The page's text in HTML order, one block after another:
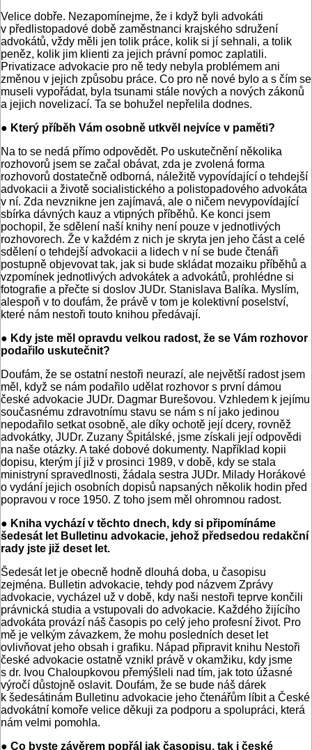
Velice dobře. Nezapomínejme, že i když byli advokáti
v předlistopadové době zaměstnanci krajského sdružení
advokátů, vždy měli jen tolik práce, kolik si jí sehnali, a tolik
peněz, kolik jim klienti za jejich právní pomoc zaplatili.
Privatizace advokacie pro ně tedy nebyla problémem ani
změnou v jejich způsobu práce. Co pro ně nové bylo a s čím se
museli vypořádat, byla tsunami stále nových a nových zákonů
a jejich novelizací. Ta se bohužel nepřelila dodnes.
● Který příběh Vám osobně utkvěl nejvíce v paměti?
Na to se nedá přímo odpovědět. Po uskutečnění několika
rozhovorů jsem se začal obávat, zda je zvolená forma
rozhovorů dostatečně odborná, náležitě vypovídající o tehdejší
advokacii a životě socialistického a polistopadového advokáta
v ní. Zda nevznikne jen zajímavá, ale o ničem nevypovídající
sbírka dávných kauz a vtipných příběhů. Ke konci jsem
pochopil, že sdělení naší knihy není pouze v jednotlivých
rozhovorech. Že v každém z nich je skryta jen jeho část a celé
sdělení o tehdejší advokacii a lidech v ní se bude čtenáři
postupně objevovat tak, jak si bude skládat mozaiku příběhů a
vzpomínek jednotlivých advokátek a advokátů, prohlédne si
fotografie a přečte si doslov JUDr. Stanislava Balíka. Myslím,
alespoň v to doufám, že právě v tom je kolektivní poselství,
které nám nestoři touto knihou předávají.
● Kdy jste měl opravdu velkou radost, že se Vám rozhovor
podařilo uskutečnit?
Doufám, že se ostatní nestoři neurazí, ale největší radost jsem
měl, když se nám podařilo udělat rozhovor s první dámou
české advokacie JUDr. Dagmar Burešovou. Vzhledem k jejímu
současnému zdravotnímu stavu se nám s ní jako jedinou
nepodařilo setkat osobně, ale díky ochotě její dcery, rovněž
advokátky, JUDr. Zuzany Špitálské, jsme získali její odpovědi
na naše otázky. A také dobové dokumenty. Například kopii
dopisu, kterým jí již v prosinci 1989, v době, kdy se stala
ministryní spravedlnosti, žádala sestra JUDr. Milady Horákové
o vydání jejich osobních dopisů napsaných několik hodin před
popravou v roce 1950. Z toho jsem měl ohromnou radost.
● Kniha vychází v těchto dnech, kdy si připomínáme
šedesát let Bulletinu advokacie, jehož předsedou redakční
rady jste již deset let.
Šedesát let je obecně hodně dlouhá doba, u časopisu
zejména. Bulletin advokacie, tehdy pod názvem Zprávy
advokacie, vycházel už v době, kdy naši nestoři teprve končili
právnická studia a vstupovali do advokacie. Každého žijícího
advokáta provází náš časopis po celý jeho profesní život. Pro
mě je velkým závazkem, že mohu posledních deset let
ovlivňovat jeho obsah i grafiku. Nápad připravit knihu Nestoři
české advokacie ostatně vznikl právě v okamžiku, kdy jsme
s dr. Ivou Chaloupkovou přemýšleli nad tím, jak toto úžasné
výročí důstojně oslavit. Doufám, že se bude náš dárek
k šedesátinám Bulletinu advokacie jeho čtenářům líbit a České
advokátní komoře velice děkuji za podporu a spolupráci, která
nám velmi pomohla.
● Co byste závěrem popřál jak časopisu, tak i české